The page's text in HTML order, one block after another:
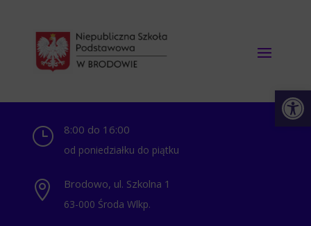
} 8:00 do 16:00
od poniedziałku do piątku
 Brodowo, ul. Szkolna 1
63-000 Środa Wlkp.